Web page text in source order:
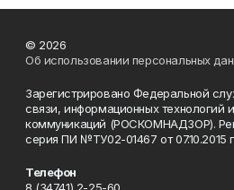
© 2026
Об использовании персональных
Зарегистрировано Федеральной
связи, информационных технологий
коммуникаций (РОСКОМНАДЗОР).
серия ПИ №ТУ02-01467 от 07.10.2015
Телефон